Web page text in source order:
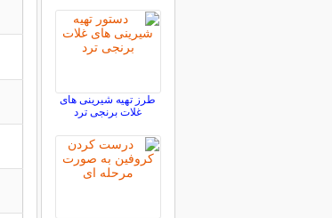
طرز تهیه شیرینی های
غلات برنجی ترد